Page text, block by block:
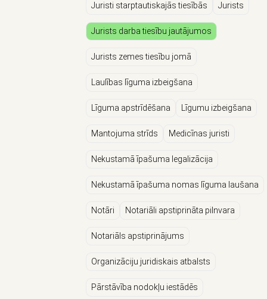
Juristi starptautiskajās tiesībās Jurists
Jurists darba tiesību jautājumos
Jurists zemes tiesību jomā
Laulības līguma izbeigšana
Līguma apstrīdēšana Līgumu izbeigšana
Mantojuma strīds Medicīnas juristi
Nekustamā īpašuma legalizācija
Nekustamā īpašuma nomas līguma laušana
Notāri Notariāli apstiprināta pilnvara
Notariāls apstiprinājums
Organizāciju juridiskais atbalsts
Pārstāvība nodokļu iestādēs